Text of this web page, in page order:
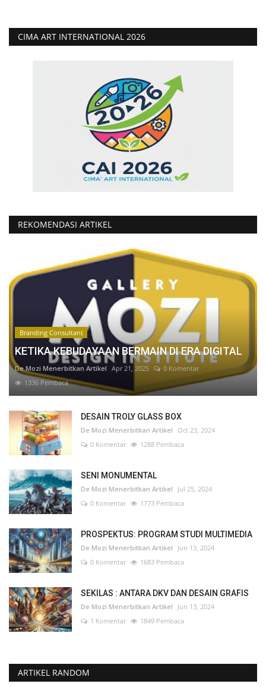
CIMA ART INTERNATIONAL 2026
REKOMENDASI ARTIKEL
Branding Consultant
KETIKA KEBUDAYAAN BERMAIN DI ERA DIGITAL
De Mozi Menerbitkan Artikel Apr 21, 2025
0 Komentar
1336 Pembaca
DESAIN TROLY GLASS BOX
De Mozi Menerbitkan Artikel
Oct 23, 2024
0 Komentar
1288 Pembaca
SENI MONUMENTAL
De Mozi Menerbitkan Artikel
Jul 25, 2024
0 Komentar
1773 Pembaca
PROSPEKTUS: PROGRAM STUDI MULTIMEDIA
De Mozi Menerbitkan Artikel
Jun 13, 2024
0 Komentar
1683 Pembaca
SEKILAS : ANTARA DKV DAN DESAIN GRAFIS
De Mozi Menerbitkan Artikel
Jun 13, 2024
1 Komentar
1849 Pembaca
ARTIKEL RANDOM